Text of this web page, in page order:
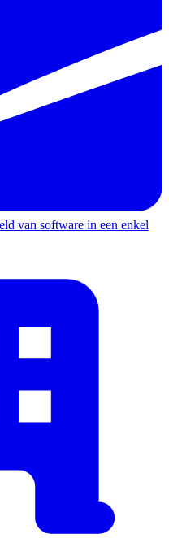
van software in een enkel